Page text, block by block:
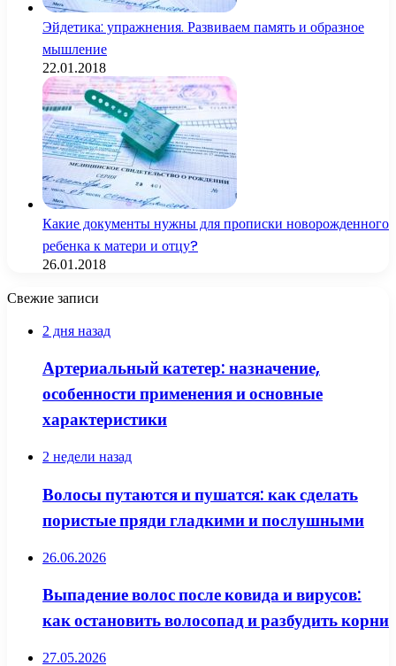
Эйдетика: упражнения. Развиваем память и образное
мышление
22.01.2018
Какие документы нужны для прописки новорожденного
ребенка к матери и отцу?
26.01.2018
Свежие записи
2 дня назад
Артериальный катетер: назначение,
особенности применения и основные
характеристики
2 недели назад
Волосы путаются и пушатся: как сделать
пористые пряди гладкими и послушными
26.06.2026
Выпадение волос после ковида и вирусов:
как остановить волосопад и разбудить корни
27.05.2026